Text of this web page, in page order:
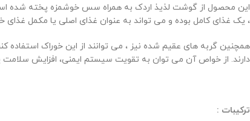
این محصول از گوشت لذیذ اردک به همراه سس خوشمزه پخته شده است
، یک غذای کامل بوده و می تواند به عنوان غذای اصلی یا مکمل
دارند. از خواص آن می توان به تقویت سیستم ایمنی، افزایش سلامت
ترکیبات :